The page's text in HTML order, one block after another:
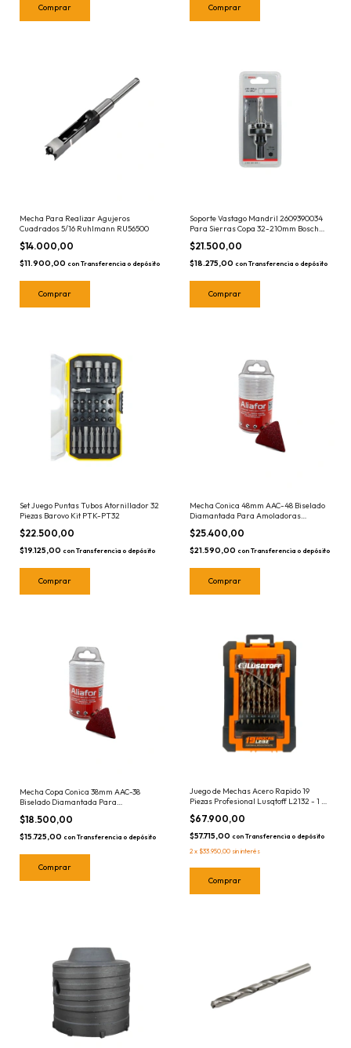
Mecha Para Realizar Agujeros
Cuadrados 5/16 Ruhlmann RU56500
$14.000,00
$11.900,00 con Transferencia o depósito
Soporte Vastago Mandril 2609390034
Para Sierras Copa 32-210mm Bosch
Enc Hexagonal
$21.500,00
$18.275,00 con Transferencia o depósito
Set Juego Puntas Tubos Atornillador 32
Piezas Barovo Kit PTK-PT32
$22.500,00
$19.125,00 con Transferencia o depósito
Mecha Conica 48mm AAC-48 Biselado
Diamantada Para Amoladoras
Marmol Granito - Sierra Copa
$25.400,00
$21.590,00 con Transferencia o depósito
Mecha Copa Conica 38mm AAC-38
Biselado Diamantada Para
Amoladoras Porcelanato Aliafor -
Ceramica Marmol Granito - Sierra
Copa
$18.500,00
$15.725,00 con Transferencia o depósito
Juego de Mechas Acero Rapido 19
Piezas Profesional Lusqtoff L2132 - 1 a
10mm Brocas
$67.900,00
$57.715,00 con Transferencia o depósito
2 x $33.950,00 sin interés